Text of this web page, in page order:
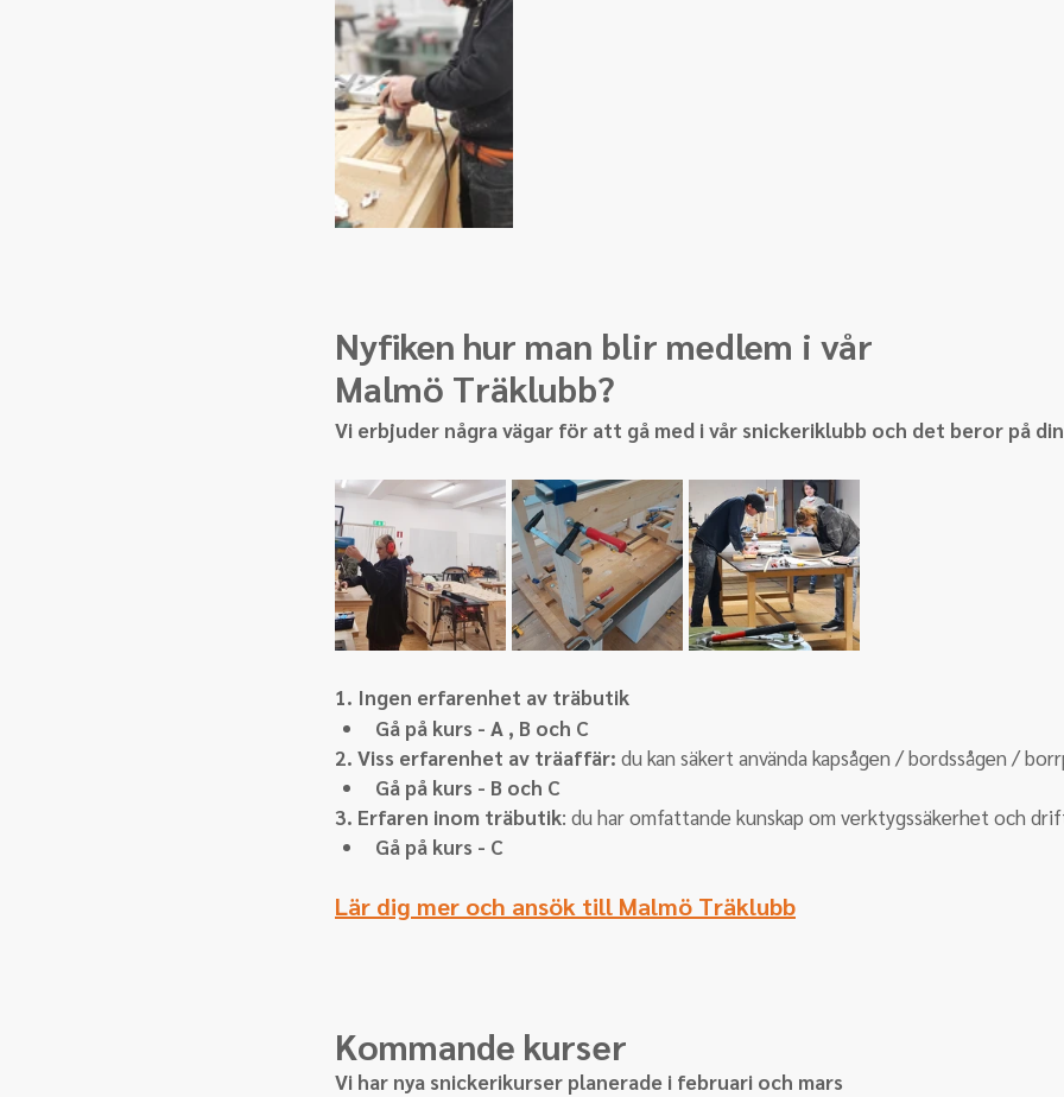
Nyfiken hur man blir medlem i vår
Malmö Träklubb?
Vi erbjuder några vägar för att gå med i vår snickeriklubb och det beror på
1. Ingen erfarenhet av träbutik
Gå på kurs - A , B och C
2. Viss erfarenhet av träaffär: du kan säkert använda kapsågen / bordssågen /
Gå på kurs - B och C
3. Erfaren inom träbutik: du har omfattande kunskap om verktygssäkerhet och
Gå på kurs - C
Lär dig mer och ansök till Malmö Träklubb
Kommande kurser
Vi har nya snickerikurser planerade i februari och mars